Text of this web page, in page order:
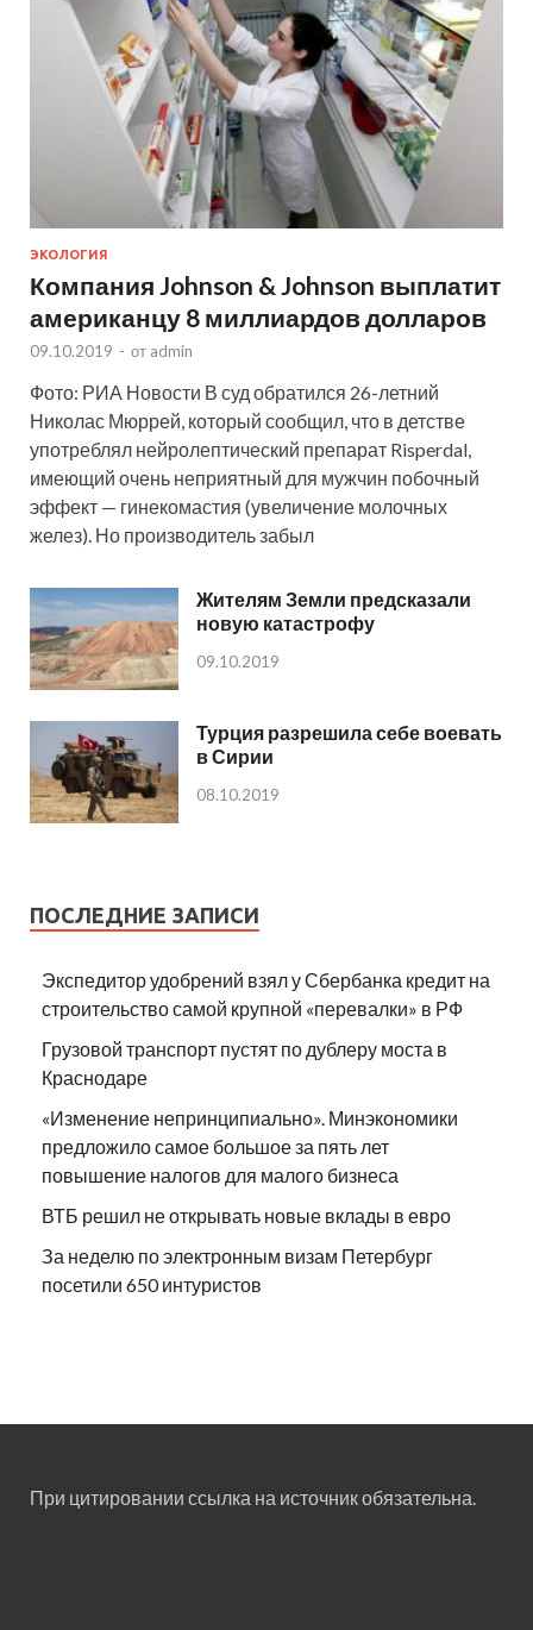
ЭКОЛОГИЯ
Компания Johnson & Johnson выплатит
американцу 8 миллиардов долларов
09.10.2019 - от admin
Фото: РИА Новости В суд обратился 26-летний
Николас Мюррей, который сообщил, что в детстве
употреблял нейролептический препарат Risperdal,
имеющий очень неприятный для мужчин побочный
эффект — гинекомастия (увеличение молочных
желез). Но производитель забыл
Жителям Земли предсказали
новую катастрофу
09.10.2019
Турция разрешила себе воевать
в Сирии
08.10.2019
ПОСЛЕДНИЕ ЗАПИСИ
Экспедитор удобрений взял у Сбербанка кредит на
строительство самой крупной «перевалки» в РФ
Грузовой транспорт пустят по дублеру моста в
Краснодаре
«Изменение непринципиально». Минэкономики
предложило самое большое за пять лет
повышение налогов для малого бизнеса
ВТБ решил не открывать новые вклады в евро
За неделю по электронным визам Петербург
посетили 650 интуристов
При цитировании ссылка на источник обязательна.